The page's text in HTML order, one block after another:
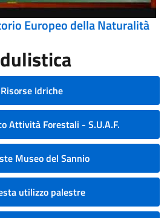
Europeo della Naturalità
Risorse Idriche
Attività Forestali - S.U.A.F.
Museo del Sannio
utilizzo palestre